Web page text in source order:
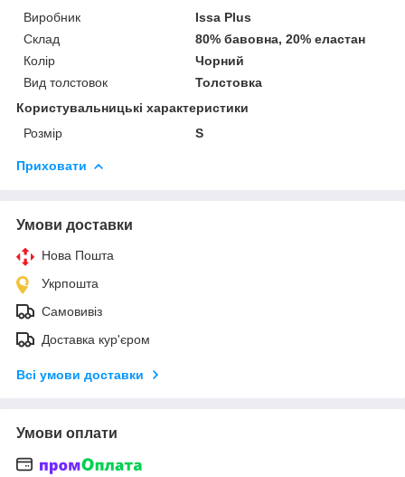
Виробник
Issa Plus
Склад
80% бавовна, 20% еластан
Колір
Чорний
Вид толстовок
Толстовка
Користувальницькі характеристики
Розмір
S
Приховати
Умови доставки
Нова Пошта
Укрпошта
Самовивіз
Доставка кур'єром
Всі умови доставки
Умови оплати